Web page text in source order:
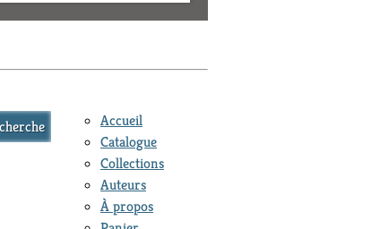
Accueil
Catalogue
Collections
Auteurs
À propos